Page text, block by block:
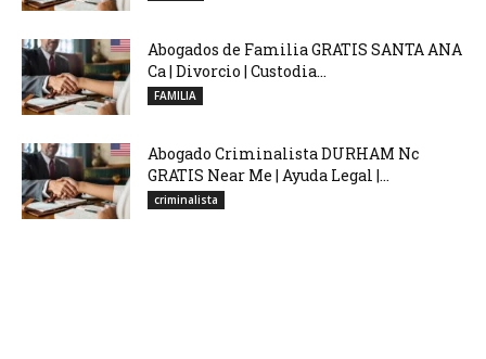
Abogados de Familia GRATIS SANTA ANA
Ca | Divorcio | Custodia...
FAMILIA
Abogado Criminalista DURHAM Nc
GRATIS Near Me | Ayuda Legal |...
criminalista